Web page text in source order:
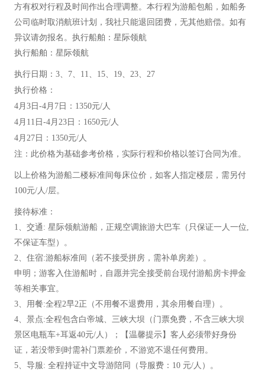
方有权对行程及时间作出合理调整。本行程为游船包船，如船务
公司临时取消航班计划，我社只能退回团费，无其他赔偿。如有
异议请勿报名。执行船舶：星际领航
执行船舶：星际领航
执行日期：3、7、11、15、19、23、27
执行价格：
4月3日-4月7日：1350元/人
4月11日-4月23日：1650元/人
4月27日：1350元/人
注：此价格为基础参考价格，实际行程和价格以签订合同为准。
以上价格为游船二楼标准间每床位价，如客人指定楼层，需另付
100元/人/层。
接待标准：
1、交通: 星际领航游船，正规空调旅游大巴车（只保证一人一位,
不保证车型）。
2、住宿:游船标准间（若不接受拼房，需补单房差）。
申明；游客入住游船时，自愿并完全接受前台现付游船房卡押金
等相关事宜。
3、用餐:全程2早2正（不用餐不退费用，其余用餐自理）。
4、景点:全程包含白帝城、三峡大坝（门票免费，不含三峡大坝
景区电瓶车+耳返40元/人）；【温馨提示】客人必须带好身份
证，若没带到时需补门票差价，不游览不退任何费用。
5、导服: 全程持证中文导游陪同（导服费：10 元/人）。